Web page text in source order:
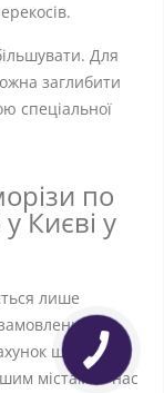
Для
заглибити
спеціальної
по
Києві у
лише
швидкої
містам. У нас